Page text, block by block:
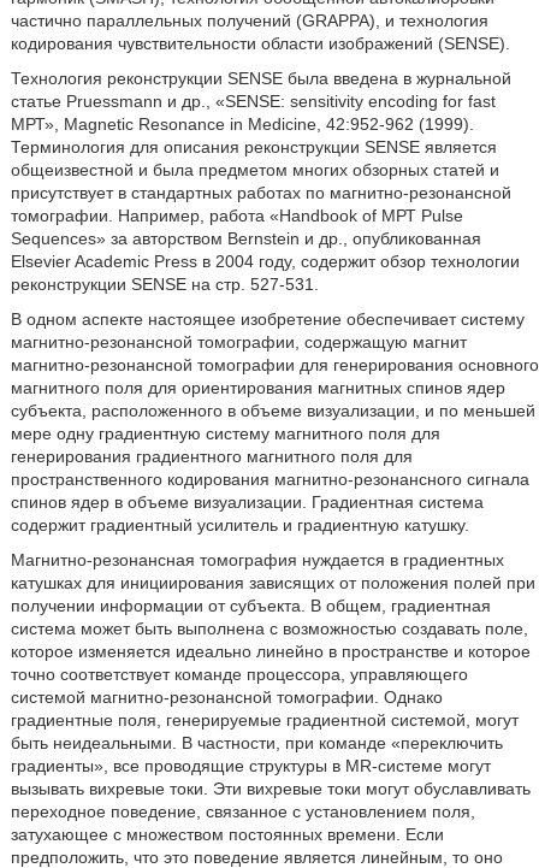
частично параллельных получений (GRAPPA), и технология
кодирования чувствительности области изображений (SENSE).
Технология реконструкции SENSE была введена в журнальной
статье Pruessmann и др., «SENSE: sensitivity encoding for fast
МРТ», Magnetic Resonance in Medicine, 42:952-962 (1999).
Терминология для описания реконструкции SENSE является
общеизвестной и была предметом многих обзорных статей и
присутствует в стандартных работах по магнитно-резонансной
томографии. Например, работа «Handbook of МРТ Pulse
Sequences» за авторством Bernstein и др., опубликованная
Elsevier Academic Press в 2004 году, содержит обзор технологии
реконструкции SENSE на стр. 527-531.
В одном аспекте настоящее изобретение обеспечивает систему
магнитно-резонансной томографии, содержащую магнит
магнитно-резонансной томографии для генерирования основного
магнитного поля для ориентирования магнитных спинов ядер
субъекта, расположенного в объеме визуализации, и по меньшей
мере одну градиентную систему магнитного поля для
генерирования градиентного магнитного поля для
пространственного кодирования магнитно-резонансного сигнала
спинов ядер в объеме визуализации. Градиентная система
содержит градиентный усилитель и градиентную катушку.
Магнитно-резонансная томография нуждается в градиентных
катушках для инициирования зависящих от положения полей при
получении информации от субъекта. В общем, градиентная
система может быть выполнена с возможностью создавать поле,
которое изменяется идеально линейно в пространстве и которое
точно соответствует команде процессора, управляющего
системой магнитно-резонансной томографии. Однако
градиентные поля, генерируемые градиентной системой, могут
быть неидеальными. В частности, при команде «переключить
градиенты», все проводящие структуры в MR-системе могут
вызывать вихревые токи. Эти вихревые токи могут обуславливать
переходное поведение, связанное с установлением поля,
затухающее с множеством постоянных времени. Если
предположить, что это поведение является линейным, то оно